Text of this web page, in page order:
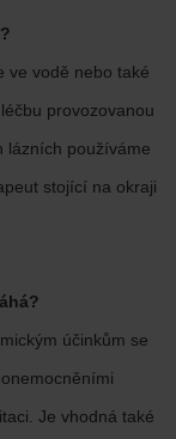
ve vodě nebo také
provozovanou
lázních používáme
stojící na okraji
účinkům se
Je vhodná také